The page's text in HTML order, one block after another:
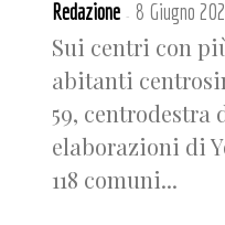
Redazione - 8 Giugno
Sui centri con
abitanti
59, centrodestra
elaborazioni di
118 comuni...